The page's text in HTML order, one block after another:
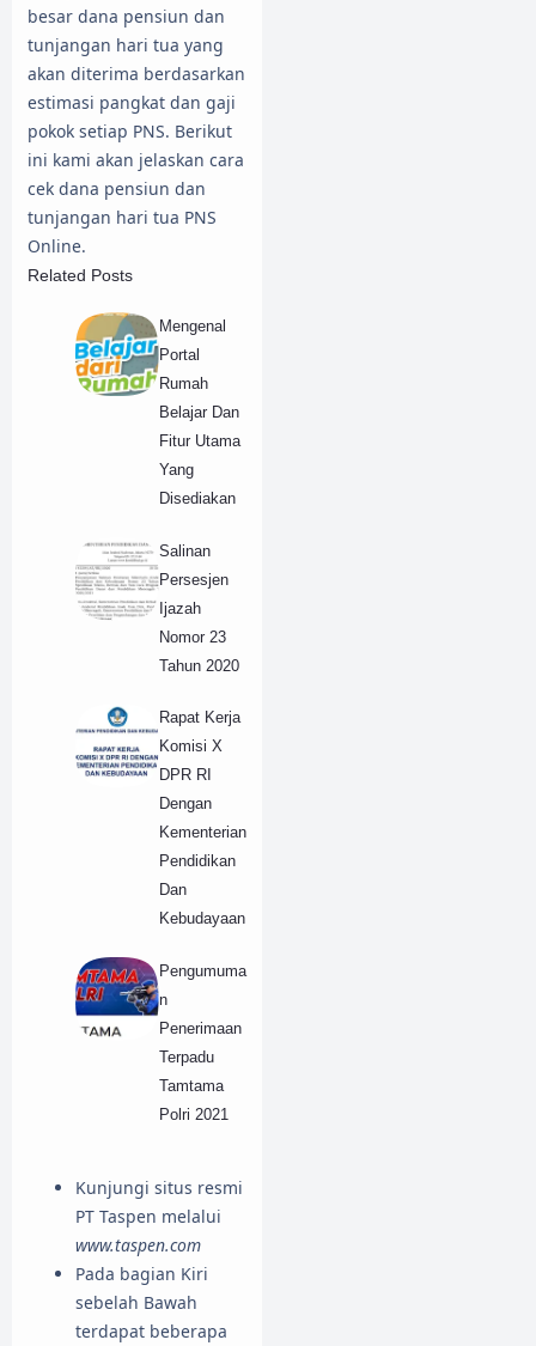
besar dana pensiun dan
tunjangan hari tua yang
akan diterima berdasarkan
estimasi pangkat dan gaji
pokok setiap PNS. Berikut
ini kami akan jelaskan cara
cek dana pensiun dan
tunjangan hari tua PNS
Online.
Related Posts
Mengenal
Portal
Rumah
Belajar Dan
Fitur Utama
Yang
Disediakan
Salinan
Persesjen
Ijazah
Nomor 23
Tahun 2020
Rapat Kerja
Komisi X
DPR RI
Dengan
Kementerian
Pendidikan
Dan
Kebudayaan
Pengumuma
n
Penerimaan
Terpadu
Tamtama
Polri 2021
Kunjungi situs resmi
PT Taspen melalui
www.taspen.com
Pada bagian Kiri
sebelah Bawah
terdapat beberapa